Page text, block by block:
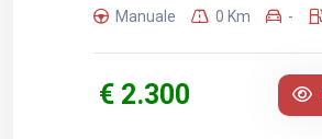
Manuale 0 Km -
€ 2.300